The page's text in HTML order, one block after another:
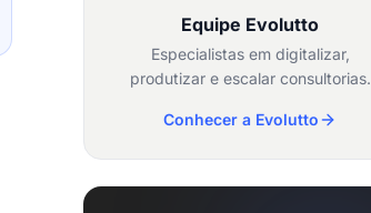
Equipe Evolutto
Especialistas em digitalizar,
produtizar e escalar consultorias.
Conhecer a Evolutto